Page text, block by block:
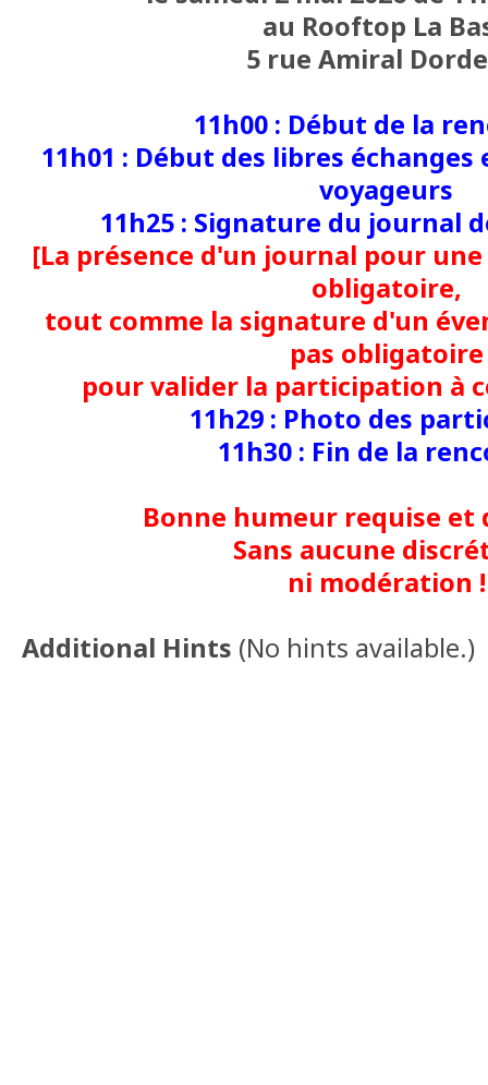
au Rooftop La
5 rue Amiral
11h00 : Début de la
11h01 : Début des libres échanges
voyageurs
11h25 : Signature du journal
[La présence d'un journal pour
obligatoire,
tout comme la signature d'un
pas obligatoire
pour valider la participation à
11h29 : Photo des
11h30 : Fin de la
Bonne humeur requise et
Sans aucune
ni modération !
Additional Hints (No hints available.)